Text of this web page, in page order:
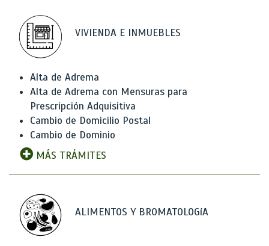
VIVIENDA E INMUEBLES
Alta de Adrema
Alta de Adrema con Mensuras para
Prescripción Adquisitiva
Cambio de Domicilio Postal
Cambio de Dominio
MÁS TRÁMITES
ALIMENTOS Y BROMATOLOGíA